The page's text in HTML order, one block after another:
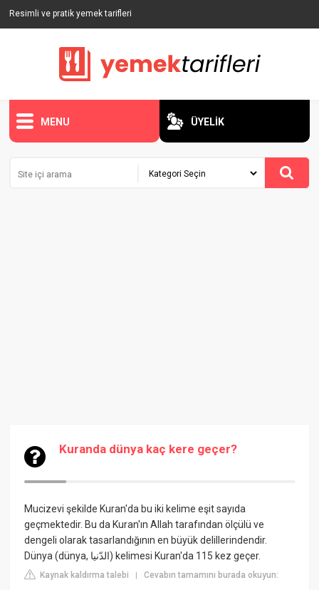
Resimli ve pratik yemek tarifleri
MENU ÜYELİK
Kuranda dünya kaç kere geçer?
Mucizevi şekilde Kuran'da bu iki kelime eşit sayıda
geçmektedir. Bu da Kuran'ın Allah tarafından ölçülü ve
dengeli olarak tasarlandığının en büyük delillerindendir.
Dünya (dünya, الدّنيا) kelimesi Kuran'da 115 kez geçer.
Kaynak kaldırma talebi |Cevabın tamamını burada okuyun: